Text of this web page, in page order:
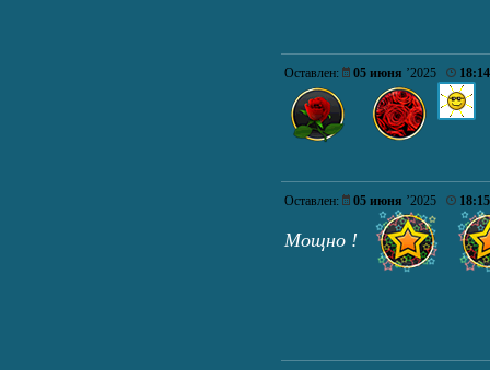
Оставлен: 05 июня ’2025 18:14
Оставлен: 05 июня ’2025 18:15
Мощно !